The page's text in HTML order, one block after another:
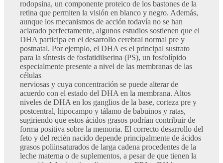
rodopsina, un componente proteico de los bastones de la
retina que permiten la visión en blanco y negro. Además,
aunque los mecanismos de acción todavía no se han
aclarado perfectamente, algunos estudios sostienen que el
DHA participa en el desarrollo cerebral normal pre y
postnatal. Por ejemplo, el DHA es el principal sustrato
para la síntesis de fosfatidilserina (PS), un fosfolípido
especialmente presente a nivel de las membranas de las
células
nerviosas y cuya concentración se puede alterar de
acuerdo con el estado del DHA en la membrana. Altos
niveles de DHA en los ganglios de la base, corteza pre y
postcentral, hipocampo y tálamo de babuinos y ratas,
sugiriendo que estos ácidos grasos podrían contribuir de
forma positiva sobre la memoria. El correcto desarrollo del
feto y del recién nacido depende principalmente de ácidos
grasos poliinsaturados de larga cadena procedentes de la
leche materna o de suplementos, a pesar de que tienen la